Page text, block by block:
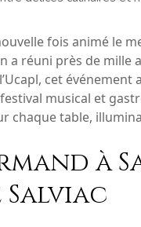
fois animé le
a réuni près de
cet
musical et
chaque table,
à